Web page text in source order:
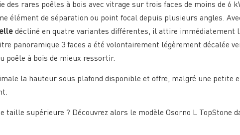
des rares poêles à bois avec vitrage sur trois faces de moins de 6
élément de séparation ou point focal depuis plusieurs angles.
décliné en quatre variantes différentes, il attire immédiatement
panoramique 3 faces a été volontairement légèrement décalée
poêle à bois de mieux ressortir.
la hauteur sous plafond disponible et offre, malgré une petite
taille supérieure ? Découvrez alors le modèle Osorno L TopStone